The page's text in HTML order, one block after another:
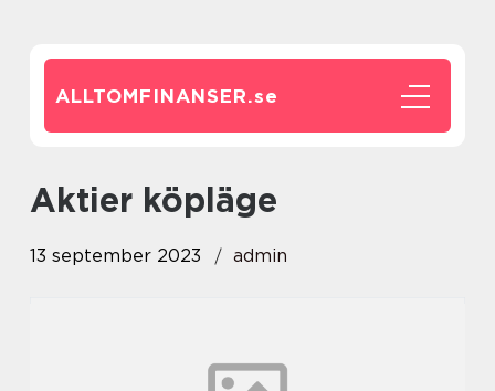
ALLTOMFINANSER.se
aktier köpläge
13 september 2023 admin